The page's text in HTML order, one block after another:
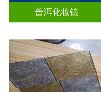
普洱化妆镜